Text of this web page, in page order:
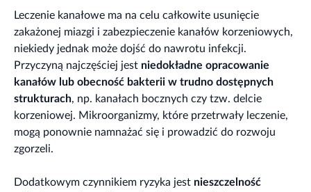
Leczenie kanałowe ma na celu całkowite usunięcie
zakażonej miazgi i zabezpieczenie kanałów korzeniowych,
niekiedy jednak może dojść do nawrotu infekcji.
Przyczyną najczęściej jest niedokładne opracowanie
kanałów lub obecność bakterii w trudno dostępnych
strukturach, np. kanałach bocznych czy tzw. delcie
korzeniowej. Mikroorganizmy, które przetrwały leczenie,
mogą ponownie namnażać się i prowadzić do rozwoju
zgorzeli.
Dodatkowym czynnikiem ryzyka jest nieszczelność